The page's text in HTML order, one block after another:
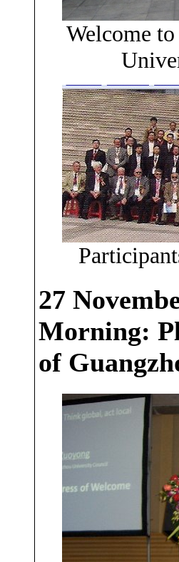
Welcome
27
Morning:
of